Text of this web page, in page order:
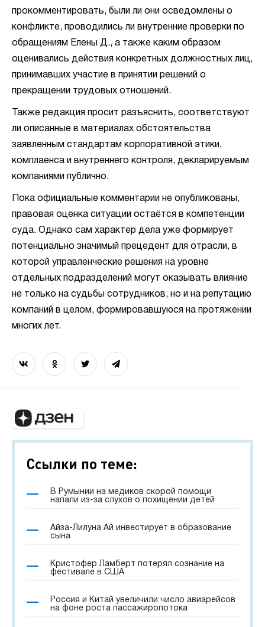
прокомментировать, были ли они осведомлены о
конфликте, проводились ли внутренние проверки по
обращениям Елены Д., а также каким образом
оценивались действия конкретных должностных лиц,
принимавших участие в принятии решений о
прекращении трудовых отношений.
Также редакция просит разъяснить, соответствуют
ли описанные в материалах обстоятельства
заявленным стандартам корпоративной этики,
комплаенса и внутреннего контроля, декларируемым
компаниями публично.
Пока официальные комментарии не опубликованы,
правовая оценка ситуации остаётся в компетенции
суда. Однако сам характер дела уже формирует
потенциально значимый прецедент для отрасли, в
которой управленческие решения на уровне
отдельных подразделений могут оказывать влияние
не только на судьбы сотрудников, но и на репутацию
компаний в целом, формировавшуюся на протяжении
многих лет.
Ссылки по теме:
В Румынии на медиков скорой помощи
напали из-за слухов о похищении детей
Айза-Лилуна Ай инвестирует в образование
сына
Кристофер Ламберт потерял сознание на
фестивале в США
Россия и Китай увеличили число авиарейсов
на фоне роста пассажиропотока